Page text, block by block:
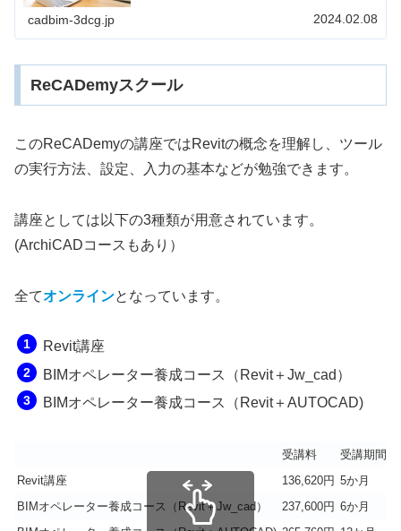
cadbim-3dcg.jp 2024.02.08
ReCADemyスクール
このReCADemyの講座ではRevitの概念を理解し、ツール
の実行方法、設定、入力の基本などが勉強できます。
講座としては以下の3種類が用意されています。
(ArchiCADコースもあり）
全てオンラインとなっています。
Revit講座
BIMオペレーター養成コース（Revit＋Jw_cad）
BIMオペレーター養成コース（Revit＋AUTOCAD)
受講料
受講期間
Revit講座
136,620円 5か月
BIMオペレーター養成コース（Revit＋Jw_cad）
237,600円 6か月